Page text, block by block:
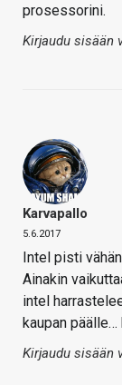
prosessorini.
Kirjaudu sisään
Karvapallo
5.6.2017
Intel pisti
Ainakin
intel
kaupan päälle…
Kirjaudu sisään